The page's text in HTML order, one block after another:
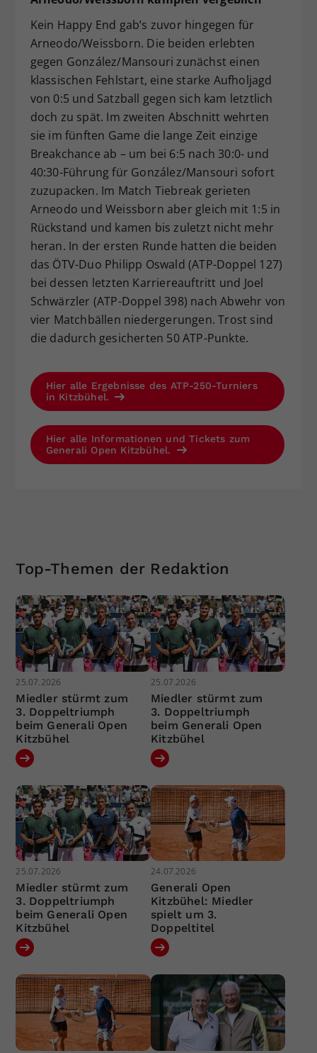
Kein Happy End gab’s zuvor hingegen für
Arneodo/Weissborn. Die beiden erlebten
gegen González/Mansouri zunächst einen
klassischen Fehlstart, eine starke Aufholjagd
von 0:5 und Satzball gegen sich kam letztlich
doch zu spät. Im zweiten Abschnitt wehrten
sie im fünften Game die lange Zeit einzige
Breakchance ab – um bei 6:5 nach 30:0- und
40:30-Führung für González/Mansouri sofort
zuzupacken. Im Match Tiebreak gerieten
Arneodo und Weissborn aber gleich mit 1:5 in
Rückstand und kamen bis zuletzt nicht mehr
heran. In der ersten Runde hatten die beiden
das ÖTV-Duo Philipp Oswald (ATP-Doppel 127)
bei dessen letzten Karriereauftritt und Joel
Schwärzler (ATP-Doppel 398) nach Abwehr von
vier Matchbällen niedergerungen. Trost sind
die dadurch gesicherten 50 ATP-Punkte.
Hier alle Ergebnisse des ATP-250-Turniers
in Kitzbühel.
Hier alle Informationen und Tickets zum
Generali Open Kitzbühel.
Top-Themen der Redaktion
25.07.2026
Miedler stürmt zum
3. Doppeltriumph
beim Generali Open
Kitzbühel
25.07.2026
Miedler stürmt zum
3. Doppeltriumph
beim Generali Open
Kitzbühel
25.07.2026
Miedler stürmt zum
3. Doppeltriumph
beim Generali Open
Kitzbühel
24.07.2026
Generali Open
Kitzbühel: Miedler
spielt um 3.
Doppeltitel